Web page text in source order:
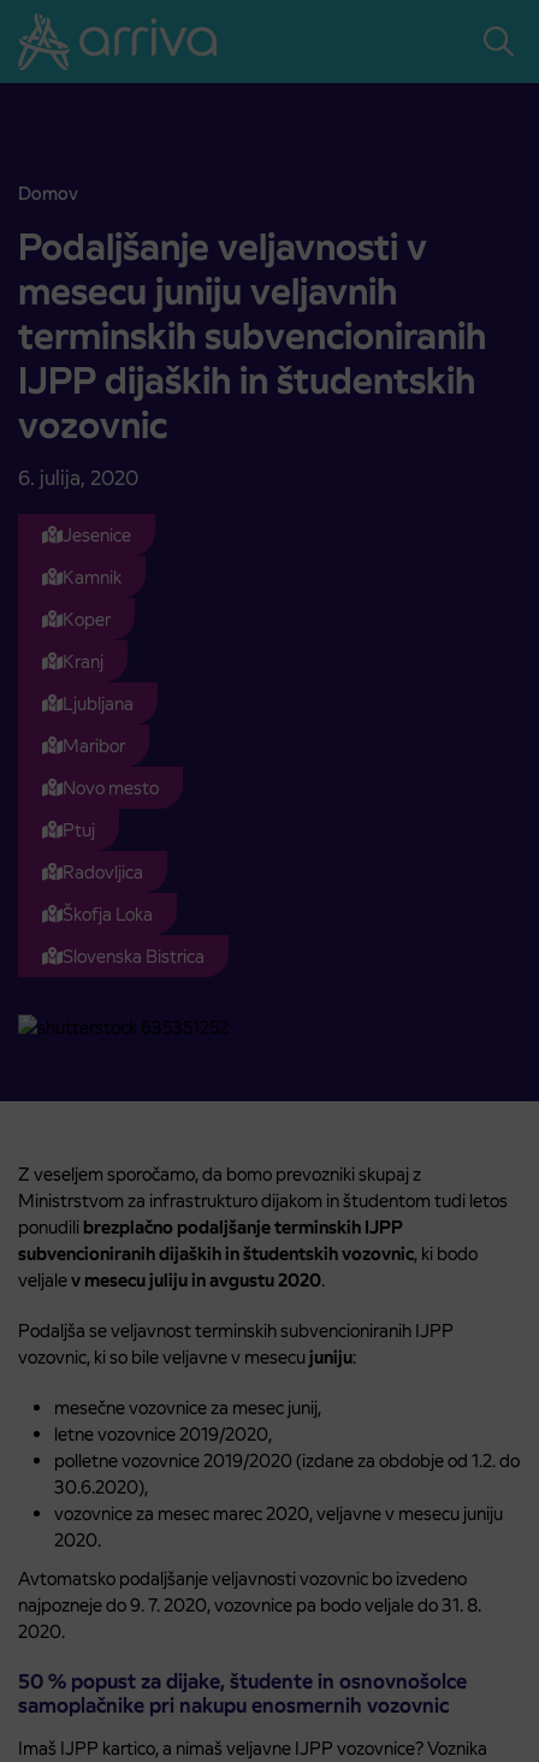
Skoči na vsebino
Domov
Podaljšanje veljavnosti v mesecu juniju veljavnih terminskih
Podaljšanje veljavnosti v
mesecu juniju veljavnih
terminskih subvencioniranih
IJPP dijaških in študentskih
vozovnic
6. julija, 2020
Jesenice
Kamnik
Koper
Kranj
Ljubljana
Maribor
Novo mesto
Ptuj
Radovljica
Škofja Loka
Slovenska Bistrica
Z veseljem sporočamo, da bomo prevozniki skupaj z
Ministrstvom za infrastrukturo dijakom in študentom tudi letos
ponudili brezplačno podaljšanje terminskih IJPP
subvencioniranih dijaških in študentskih vozovnic, ki bodo
veljalev mesecu juliju in avgustu 2020.
Podaljša se veljavnost terminskih subvencioniranih IJPP
vozovnic, ki so bile veljavne v mesecu juniju:
mesečne vozovnice za mesec junij,
letne vozovnice 2019/2020,
polletne vozovnice 2019/2020 (izdane za obdobje od 1.2. do
30.6.2020),
vozovnice za mesec marec 2020, veljavne v mesecu juniju
2020.
Avtomatsko podaljšanje veljavnosti vozovnic bo izvedeno
najpozneje do 9. 7. 2020, vozovnice pa bodo veljale do 31. 8.
2020.
50 % popust za dijake, študente in osnovnošolce
samoplačnike pri nakupu enosmernih vozovnic
Imaš IJPP kartico, a nimaš veljavne IJPP vozovnice? Voznika